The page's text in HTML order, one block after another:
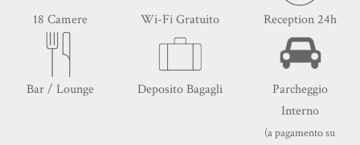
18 Camere Wi-Fi Gratuito Reception 24h
Bar / Lounge Deposito Bagagli
Parcheggio
Interno
(a pagamento su